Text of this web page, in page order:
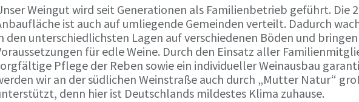
Weingut wird seit Generationen als Familienbetrieb geführt. Die
ist auch auf umliegende Gemeinden verteilt. Dadurch
den unterschiedlichsten Lagen auf verschiedenen Böden und
für edle Weine. Durch den Einsatz aller
Pflege der Reben sowie ein individueller Weinausbau
wir an der südlichen Weinstraße auch durch „Mutter Natur“
denn hier ist Deutschlands mildestes Klima zuhause.